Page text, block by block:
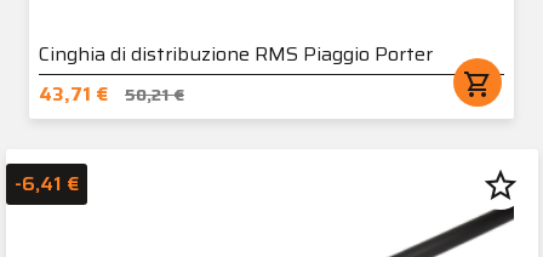
Cinghia di distribuzione RMS Piaggio Porter
43,71 €
50,21 € shopping_cart
-6,41 € star_border